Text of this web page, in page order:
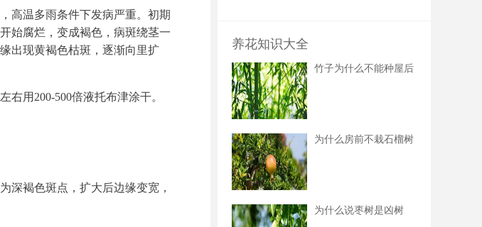
高温多雨条件下发病严重。初期
始腐烂，变成褐色，病斑绕茎一
出现黄褐色枯斑，逐渐向里扩
用200-500倍液托布津涂干。
深褐色斑点，扩大后边缘变宽，
养花知识大全
竹子为什么不能种屋后
为什么房前不栽石榴树
为什么说枣树是凶树